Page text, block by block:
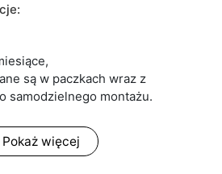
są w paczkach wraz z
samodzielnego montażu.
Pokaż więcej